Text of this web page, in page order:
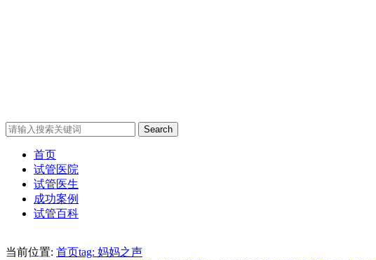
Search
首页
试管医院
试管医生
成功案例
试管百科
当前位置: 首页tag: 妈妈之声